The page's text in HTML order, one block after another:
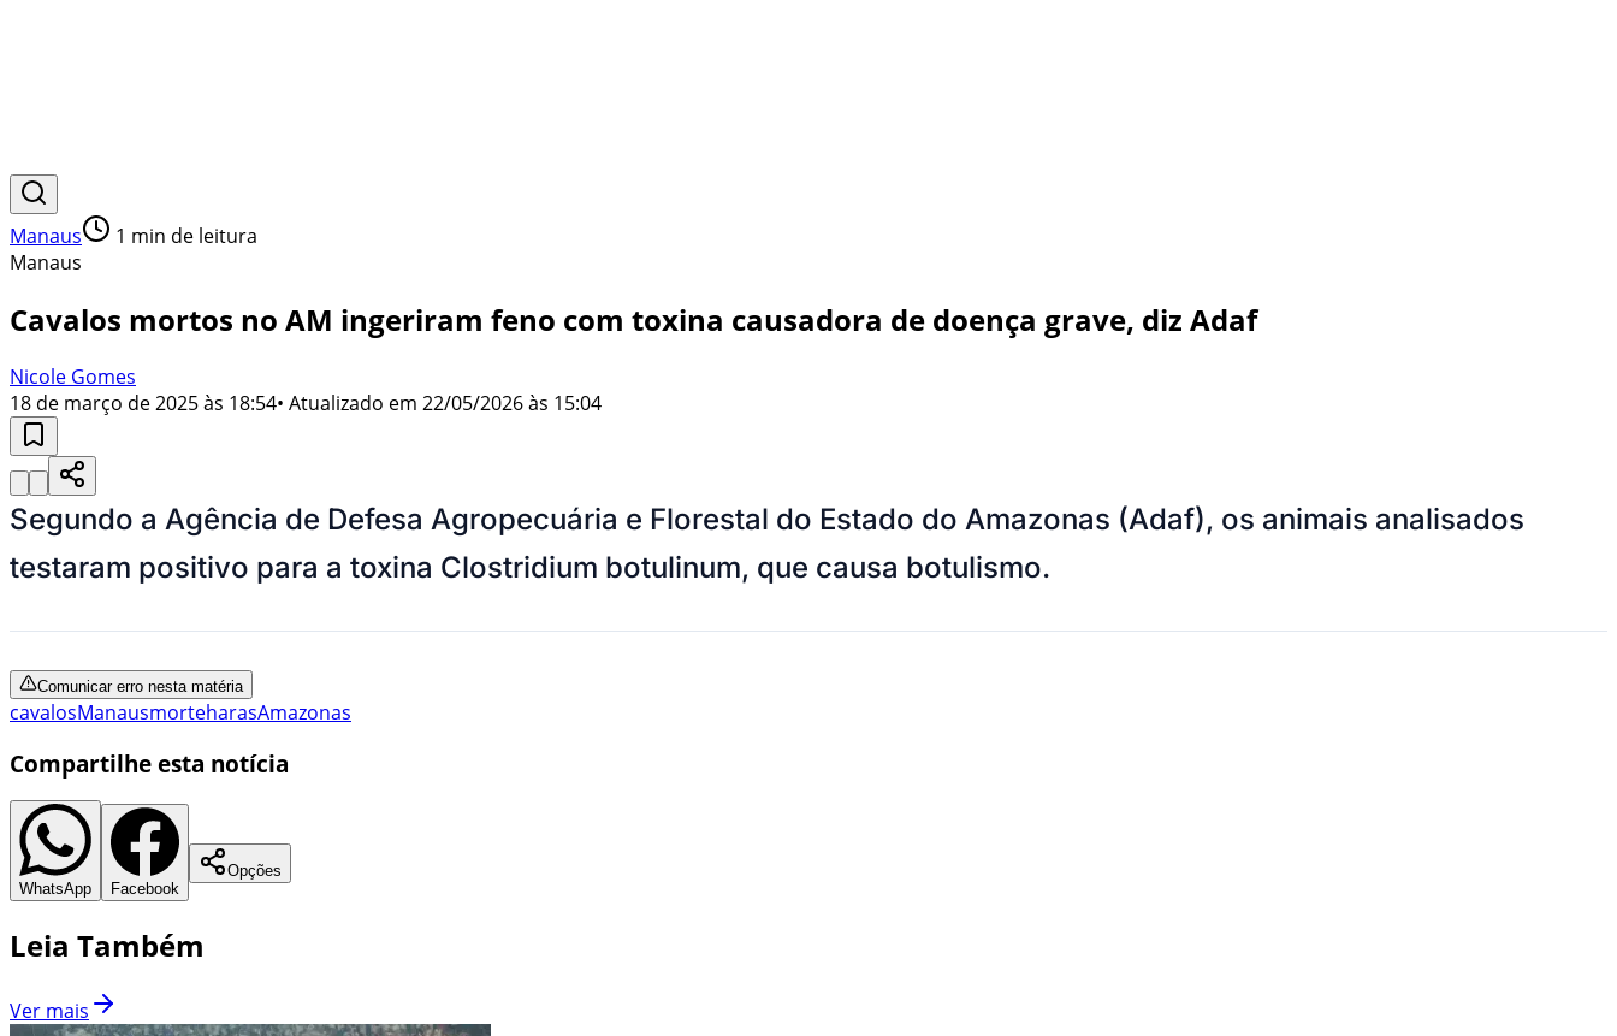
Manaus 1 min de leitura
Manaus
Cavalos mortos no AM ingeriram feno com toxina causadora de doença grave, diz Adaf
Nicole Gomes
18 de março de 2025 às 18:54• Atualizado em 22/05/2026 às 15:04
Segundo a Agência de Defesa Agropecuária e Florestal do Estado do Amazonas (Adaf), os animais analisados
testaram positivo para a toxina Clostridium botulinum, que causa botulismo.
Comunicar erro nesta matéria
cavalosManausmorteharasAmazonas
Compartilhe esta notícia
WhatsApp Facebook
Opções
Leia Também
Ver mais